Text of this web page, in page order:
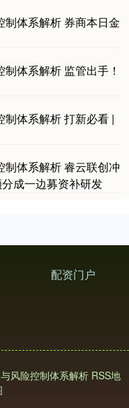
体系解析 券商本日金
体系解析 监管出手！
体系解析 打新必看 |
体系解析 睿云联创冲
成一边募资补研发
配资门户
风险控制体系解析 RSS地